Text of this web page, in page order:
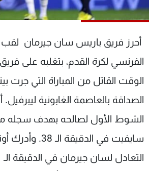
أحرز فريق باريس سان جيرمان
الوقت القاتل من المباراة التي جرت
الصداقة بالعاصمة الغابونية
الشوط الأول لصالحه بهدف سجله
سايفيت في الدقيقة
جدول البرامج
شاهد البرامج
الترددات
عن MTV
الإنـتـاج
لاعلاناتكم
وظائف
تواصل معنا
شروط
سياسة